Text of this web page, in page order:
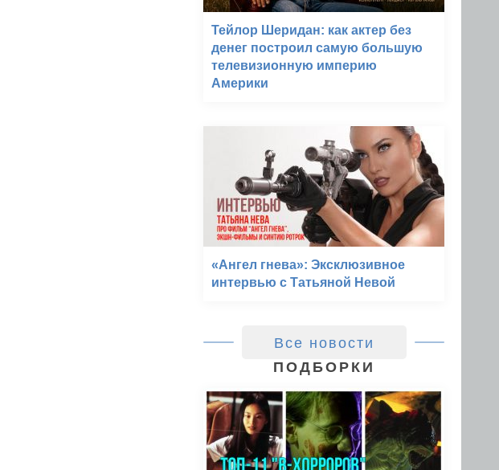
Тейлор Шеридан: как актер без
денег построил самую большую
телевизионную империю
Америки
«Ангел гнева»: Эксклюзивное
интервью с Татьяной Невой
Все новости
ПОДБОРКИ